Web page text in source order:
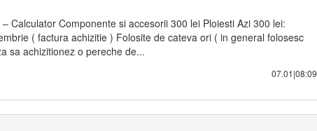
Calculator Componente si accesorii 300 lei Ploiesti Azi 300 lei:
( factura achizitie ) Folosite de cateva ori ( in general folosesc
sa achizitionez o pereche de...
07.01|08:09